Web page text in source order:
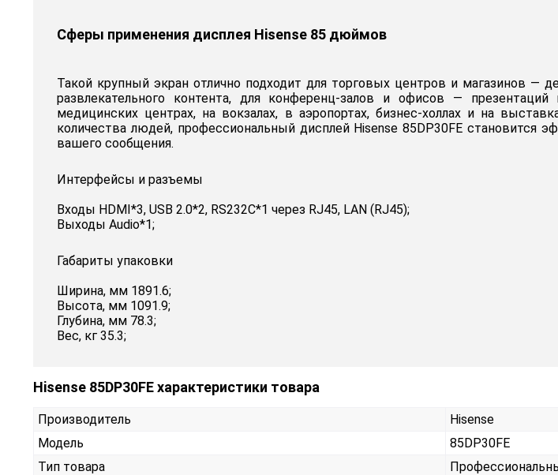
Сферы применения дисплея Hisense 85 дюймов
Такой крупный экран отлично подходит для торговых центров и магазинов
развлекательного контента, для конференц-залов и офисов —
медицинских центрах, на вокзалах, в аэропортах, бизнес-холлах и на
количества людей, профессиональный дисплей Hisense 85DP30FE
вашего сообщения.
Интерфейсы и разъемы
Входы HDMI*3, USB 2.0*2, RS232С*1 через RJ45, LAN (RJ45);
Выходы Audio*1;
Габариты упаковки
Ширина, мм 1891.6;
Высота, мм 1091.9;
Глубина, мм 78.3;
Вес, кг 35.3;
Hisense 85DP30FE характеристики товара
Производитель
Hisense
Модель
85DP30FE
Тип товара